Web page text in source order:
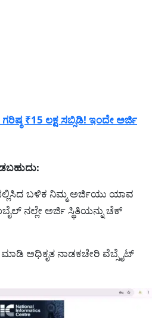
₹15 ಲಕ್ಷ ಸಬ್ಸಿಡಿ! ಇಂದೇ ಅರ್ಜಿ
ಬಳಿಕ ನಿಮ್ಮ ಅರ್ಜಿಯು ಯಾವ
ನಲ್ಲೇ ಅರ್ಜಿ ಸ್ಥಿತಿಯನ್ನು ಚೆಕ್
ಅಧಿಕೃತ ನಾಡಕಚೇರಿ ವೆಬ್ಸೈಟ್